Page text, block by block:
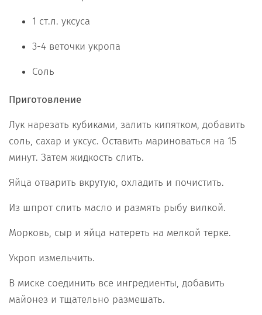
1 ст.л. уксуса
3-4 веточки укропа
Соль
Приготовление
Лук нарезать кубиками, залить кипятком, добавить
соль, сахар и уксус. Оставить мариноваться на 15
минут. Затем жидкость слить.
Яйца отварить вкрутую, охладить и почистить.
Из шпрот слить масло и размять рыбу вилкой.
Морковь, сыр и яйца натереть на мелкой терке.
Укроп измельчить.
В миске соединить все ингредиенты, добавить
майонез и тщательно размешать.